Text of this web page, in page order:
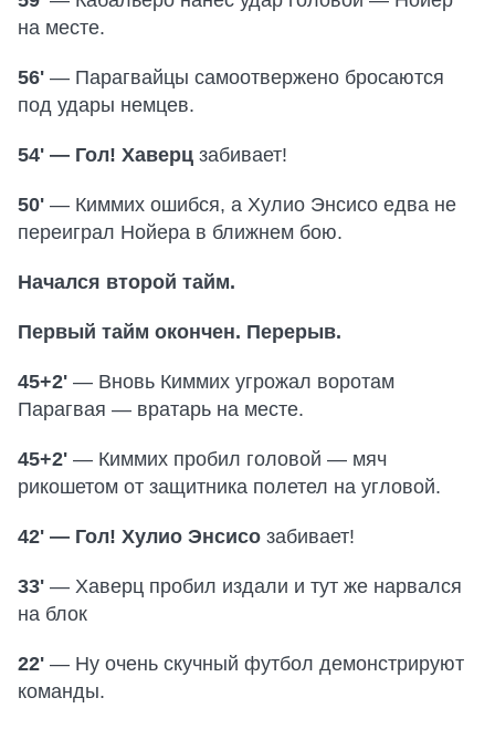
на месте.
56' — Парагвайцы самоотвержено бросаются
под удары немцев.
54' — Гол! Хаверц забивает!
50' — Киммих ошибся, а Хулио Энсисо едва не
переиграл Нойера в ближнем бою.
Начался второй тайм.
Первый тайм окончен. Перерыв.
45+2' — Вновь Киммих угрожал воротам
Парагвая — вратарь на месте.
45+2' — Киммих пробил головой — мяч
рикошетом от защитника полетел на угловой.
42' — Гол! Хулио Энсисо забивает!
33' — Хаверц пробил издали и тут же нарвался
на блок
22' — Ну очень скучный футбол демонстрируют
команды.